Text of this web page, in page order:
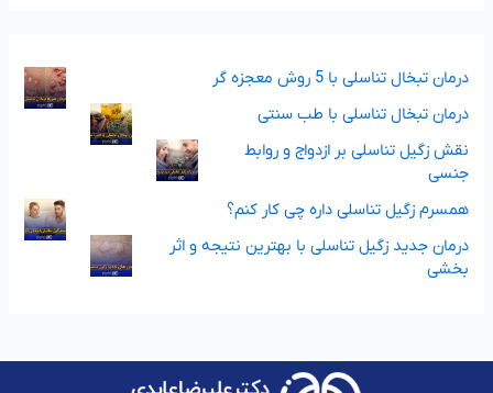
درمان تبخال تناسلی با 5 روش معجزه گر
درمان تبخال تناسلی با طب سنتی
نقش زگیل تناسلی بر ازدواج و روابط
جنسی
همسرم زگیل تناسلی داره چی کار کنم؟
درمان جدید زگیل تناسلی با بهترین نتیجه و اثر
بخشی